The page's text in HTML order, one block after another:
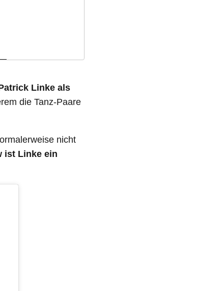
Linke als
die Tanz-Paare
nicht
ist Linke ein